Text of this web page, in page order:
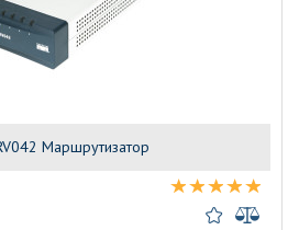
Маршрутизатор